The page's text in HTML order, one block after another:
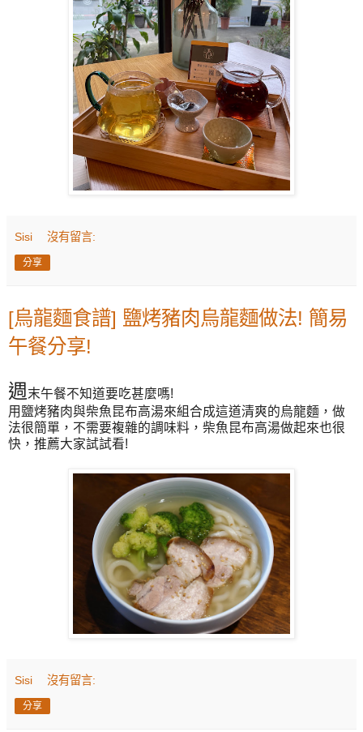
Sisi 沒有留言:
分享
[烏龍麵食譜] 鹽烤豬肉烏龍麵做法! 簡易
午餐分享!
週末午餐不知道要吃甚麼嗎!
用鹽烤豬肉與柴魚昆布高湯來組合成這道清爽的烏龍麵，做
法很簡單，不需要複雜的調味料，柴魚昆布高湯做起來也很
快，推薦大家試試看!
Sisi 沒有留言:
分享